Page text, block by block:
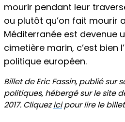
mourir pendant leur
ou plutôt qu’on fait mourir
Méditerranée est devenue
cimetière marin, c’est bien
politique européen.
Billet de Eric Fassin, publié sur
politiques, hébergé sur le site
2017. Cliquezicipour lire le